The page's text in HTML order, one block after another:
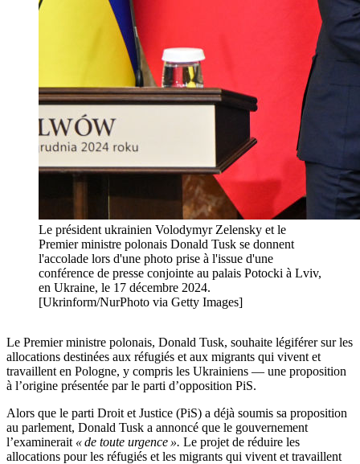
Le président ukrainien Volodymyr Zelensky et le
Premier ministre polonais Donald Tusk se donnent
l'accolade lors d'une photo prise à l'issue d'une
conférence de presse conjointe au palais Potocki à Lviv,
en Ukraine, le 17 décembre 2024.
[Ukrinform/NurPhoto via Getty Images]
Le Premier ministre polonais, Donald Tusk, souhaite légiférer sur les
allocations destinées aux réfugiés et aux migrants qui vivent et
travaillent en Pologne, y compris les Ukrainiens — une proposition
à l’origine présentée par le parti d’opposition PiS.
Alors que le parti Droit et Justice (PiS) a déjà soumis sa proposition
au parlement, Donald Tusk a annoncé que le gouvernement
l’examinerait « de toute urgence ». Le projet de réduire les
allocations pour les réfugiés et les migrants qui vivent et travaillent